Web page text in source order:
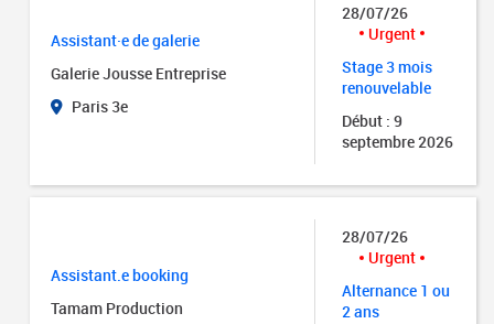
Assistant·e de galerie
Galerie Jousse Entreprise
Paris 3e
28/07/26
Urgent
Stage 3 mois
renouvelable
Début : 9
septembre 2026
Assistant.e booking
Tamam Production
28/07/26
Urgent
Alternance 1 ou
2 ans